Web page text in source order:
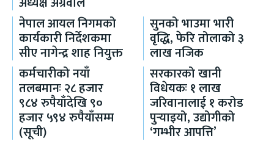
नेपाल आयल निगमको
कार्यकारी निर्देशकमा
सीए नागेन्द्र शाह नियुक्त
सुनको भाउमा भारी
वृद्धि, फेरि तोलाको ३
लाख नजिक
कर्मचारीको नयाँ
तलबमानः २८ हजार
९८४ रुपैयाँदेखि ९०
हजार ५९४ रुपैयाँसम्म
(सूची)
सरकारको खानी
विधेयकः १ लाख
जरिवानालाई १ करोड
पुर्‍याइयो, उद्योगीको
‘गम्भीर आपत्ति’